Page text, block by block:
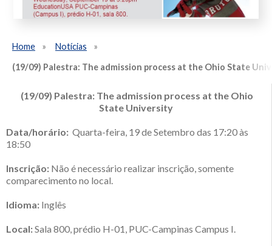
Home
Notícias
(19/09) Palestra: The admission process at the Ohio State
(19/09) Palestra: The admission process at the Ohio
State University
Data/horário: Quarta-feira, 19 de Setembro das 17:20 às
18:50
Inscrição: Não é necessário realizar inscrição, somente
comparecimento no local.
Idioma: Inglês
Local:Sala 800, prédio H-01, PUC-Campinas Campus I.